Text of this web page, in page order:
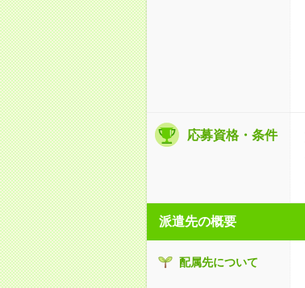
応募資格・条件
派遣先の概要
配属先について